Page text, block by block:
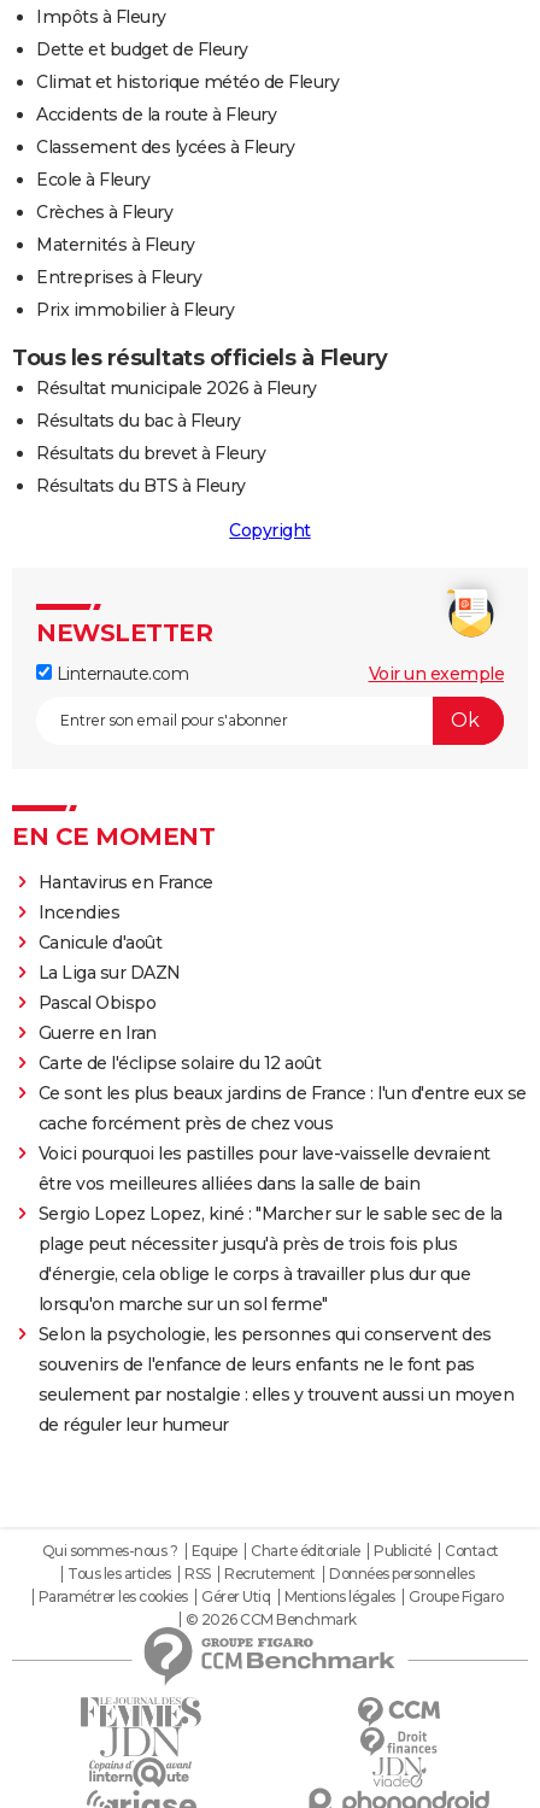
Impôts à Fleury
Dette et budget de Fleury
Climat et historique météo de Fleury
Accidents de la route à Fleury
Classement des lycées à Fleury
Ecole à Fleury
Crèches à Fleury
Maternités à Fleury
Entreprises à Fleury
Prix immobilier à Fleury
Tous les résultats officiels à Fleury
Résultat municipale 2026 à Fleury
Résultats du bac à Fleury
Résultats du brevet à Fleury
Résultats du BTS à Fleury
Copyright
NEWSLETTER
Linternaute.com Voir un exemple
EN CE MOMENT
Hantavirus en France
Incendies
Canicule d'août
La Liga sur DAZN
Pascal Obispo
Guerre en Iran
Carte de l'éclipse solaire du 12 août
Ce sont les plus beaux jardins de France : l'un d'entre eux se
cache forcément près de chez vous
Voici pourquoi les pastilles pour lave-vaisselle devraient
être vos meilleures alliées dans la salle de bain
Sergio Lopez Lopez, kiné : "Marcher sur le sable sec de la
plage peut nécessiter jusqu'à près de trois fois plus
d'énergie, cela oblige le corps à travailler plus dur que
lorsqu'on marche sur un sol ferme"
Selon la psychologie, les personnes qui conservent des
souvenirs de l'enfance de leurs enfants ne le font pas
seulement par nostalgie : elles y trouvent aussi un moyen
de réguler leur humeur
Qui sommes-nous ? Equipe Charte éditoriale Publicité
Contact
Tous les articles
RSS Recrutement
Données personnelles
Paramétrer les cookies
Gérer Utiq Mentions légales
Groupe Figaro
© 2026 CCM Benchmark